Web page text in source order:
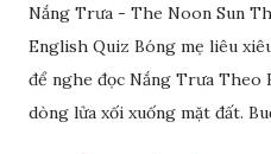
Nắng Trưa - The Noon Sun
English Quiz Bóng mẹ liêu
để nghe đọc Nắng Trưa Theo
dòng lửa xối xuống mặt đất.